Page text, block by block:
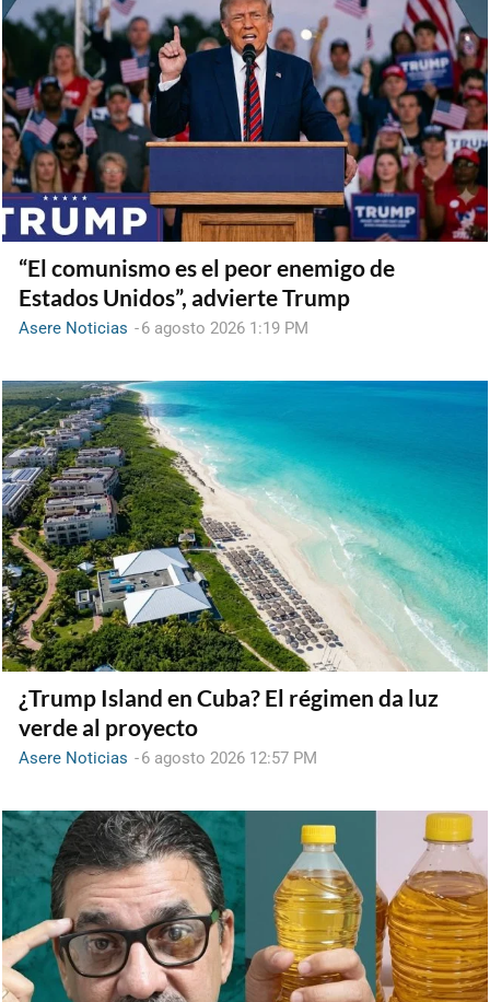
“El comunismo es el peor enemigo de
Estados Unidos”, advierte Trump
Asere Noticias -6 agosto 2026 1:19 PM
¿Trump Island en Cuba? El régimen da luz
verde al proyecto
Asere Noticias -6 agosto 2026 12:57 PM